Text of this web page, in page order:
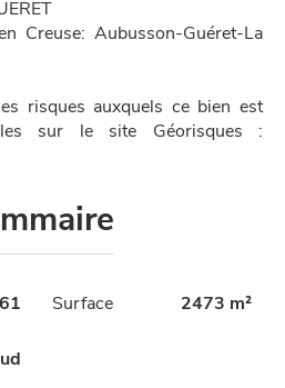
Creuse: Aubusson-Guéret-La
risques auxquels ce bien est
sur le site Géorisques :
Surface 2473 m²